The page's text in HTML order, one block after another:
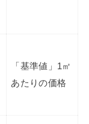
「基準値」1㎡
あたりの価格